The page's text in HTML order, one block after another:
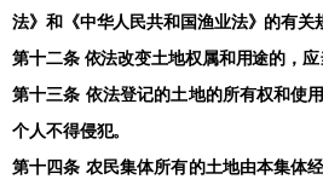
法》和《中华人民共和国渔业法》的有关
第十二条 依法改变土地权属和用途的，应
第十三条 依法登记的土地的所有权和使
个人不得侵犯。
第十四条 农民集体所有的土地由本集体